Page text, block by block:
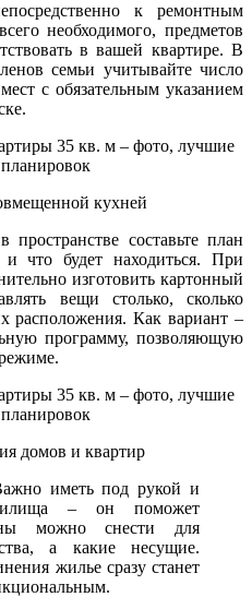
к ремонтным
необходимого, предметов
в вашей квартире. В
семьи учитывайте число
с обязательным указанием
кухней
составьте план
что будет находиться. При
изготовить картонный
вещи столько, сколько
расположения. Как вариант –
программу, позволяющую
домов и квартир
иметь под рукой и
– он поможет
можно снести для
а какие несущие.
жилье сразу станет